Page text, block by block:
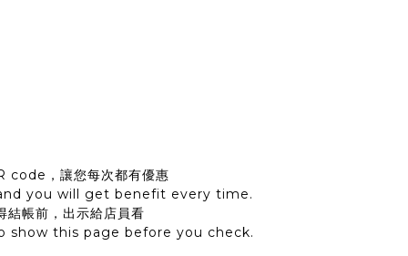
code，讓您每次都有優惠
you will get benefit every time.
結帳前，出示給店員看
show this page before you check.